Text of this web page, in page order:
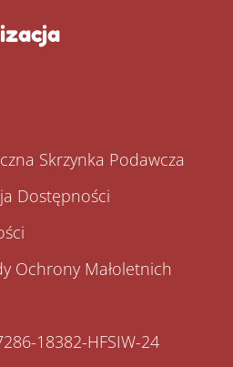
Skrzynka Podawcza
Dostępności
Ochrony Małoletnich
18382-HFSIW-24